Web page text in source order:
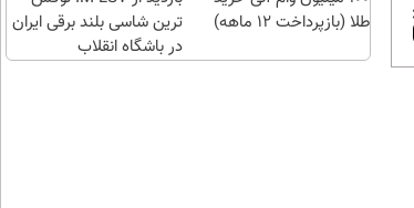
طلا (بازپرداخت 12 ماهه)
ترین شاسی بلند برقی ایران
در باشگاه انقلاب